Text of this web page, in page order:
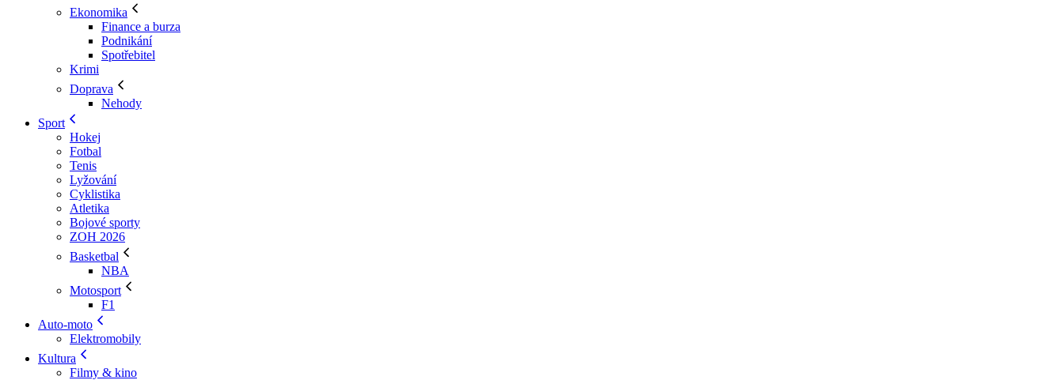
Ekonomika
Finance a burza
Podnikání
Spotřebitel
Krimi
Doprava
Nehody
Sport
Hokej
Fotbal
Tenis
Lyžování
Cyklistika
Atletika
Bojové sporty
ZOH 2026
Basketbal
NBA
Motosport
F1
Auto-moto
Elektromobily
Kultura
Filmy & kino